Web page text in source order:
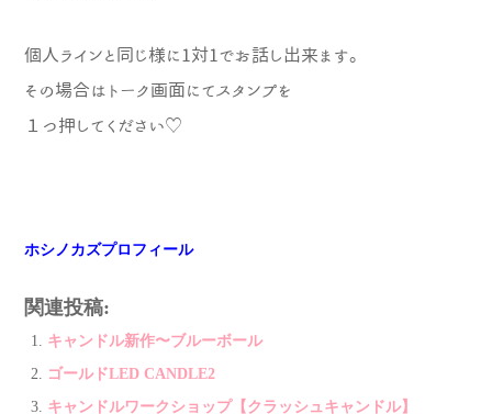
個人ラインと同じ様に1対1でお話し出来ま す。
その場合はトーク画面にてスタンプを
１つ押してください♡
ホシノカズプロフィール
関連投稿:
キャンドル新作〜ブルーボール
ゴールドLED CANDLE2
キャンドルワークショップ【クラッシュキャンドル】